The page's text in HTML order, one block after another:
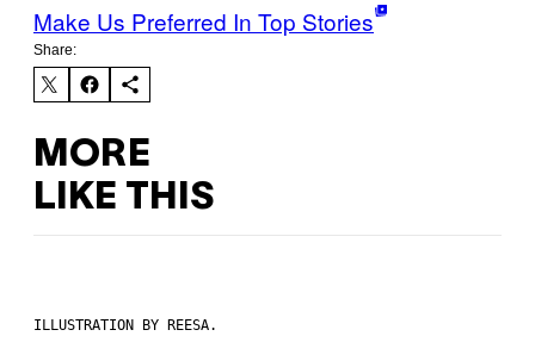
Make Us Preferred In Top Stories
Share:
MORE
LIKE THIS
ILLUSTRATION BY REESA.